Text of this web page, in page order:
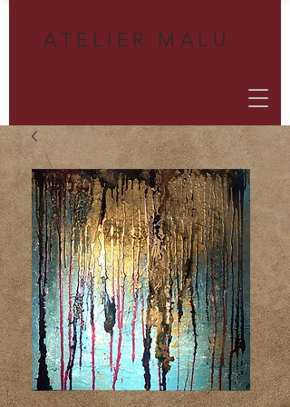
A TELIER MALU